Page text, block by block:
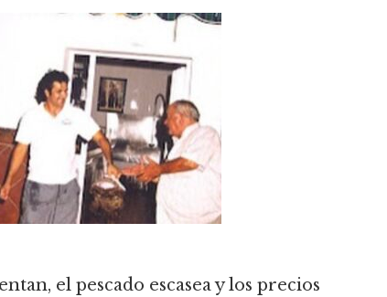
el pescado escasea y los precios